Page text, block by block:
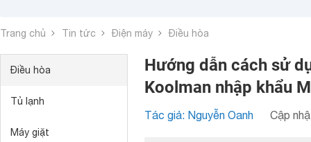
Trang chủ Tin tức Điện máy Điều hòa
Điều hòa
Tủ lạnh
Máy giặt
Hướng dẫn cách sử
Koolman nhập khẩu
Tác giả: Nguyễn Oanh Cập